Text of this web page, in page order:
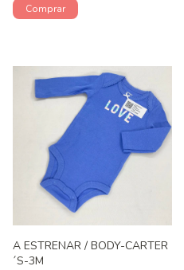
A ESTRENAR / BODY-CARTER
´S-3M